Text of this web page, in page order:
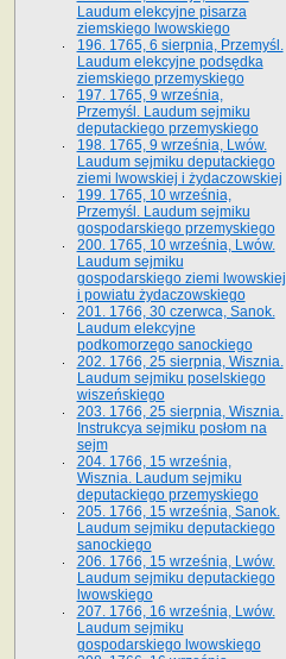
Laudum elekcyjne pisarza
ziemskiego lwowskiego
196. 1765, 6 sierpnia, Przemyśl.
Laudum elekcyjne podsędka
ziemskiego przemyskiego
197. 1765, 9 września,
Przemyśl. Laudum sejmiku
deputackiego przemyskiego
198. 1765, 9 września, Lwów.
Laudum sejmiku deputackiego
ziemi lwowskiej i żydaczowskiej
199. 1765, 10 września,
Przemyśl. Laudum sejmiku
gospodarskiego przemyskiego
200. 1765, 10 września, Lwów.
Laudum sejmiku
gospodarskiego ziemi lwowskiej
i powiatu żydaczowskiego
201. 1766, 30 czerwca, Sanok.
Laudum elekcyjne
podkomorzego sanockiego
202. 1766, 25 sierpnia, Wisznia.
Laudum sejmiku poselskiego
wiszeńskiego
203. 1766, 25 sierpnia, Wisznia.
Instrukcya sejmiku posłom na
sejm
204. 1766, 15 września,
Wisznia. Laudum sejmiku
deputackiego przemyskiego
205. 1766, 15 września, Sanok.
Laudum sejmiku deputackiego
sanockiego
206. 1766, 15 września, Lwów.
Laudum sejmiku deputackiego
lwowskiego
207. 1766, 16 września, Lwów.
Laudum sejmiku
gospodarskiego lwowskiego